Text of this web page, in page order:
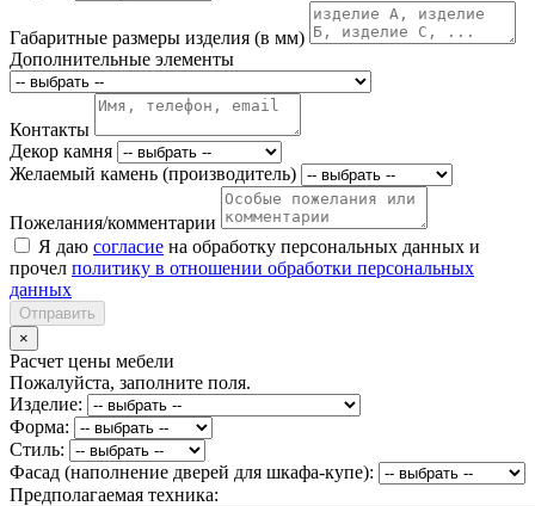
Габаритные размеры изделия (в мм)
Дополнительные элементы
Контакты
Декор камня
Желаемый камень (производитель)
Пожелания/комментарии
Я даю согласие на обработку персональных данных и
прочел политику в отношении обработки персональных
данных
Отправить
×
Расчет цены мебели
Пожалуйста, заполните поля.
Изделие:
Форма:
Стиль:
Фасад (наполнение дверей для шкафа-купе):
Предполагаемая техника: